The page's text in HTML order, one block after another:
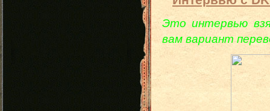
Этo интервью
вам вариант